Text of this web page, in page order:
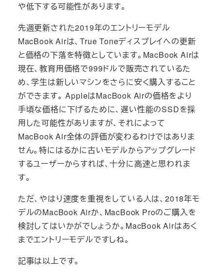
や低下する可能性があります。
先週更新された2019年のエントリーモデル
MacBook Airは、True Toneディスプレイへの更新
と価格の下落を特徴としています。MacBook Airは
現在、教育用価格で999ドルで販売されているた
め、学生は新しいマシンをさらに安く購入すること
ができます。 AppleはMacBook Airの価格をより
手頃な価格に下げるために、遅い性能のSSDを採
用した可能性がありますが、それによって
MacBook Air全体の評価が変わるわけではありま
せん。特にはるかに古いモデルからアップグレード
するユーザーからすれば、十分に高速と思われま
す。
ただ、やはり速度を重視をしている人は、2018年モ
デルのMacBook Airか、MacBook Proのご購入を
検討してはいかがでしょうか。MacBook Airはあく
までエントリーモデルですしね。
記事は以上です。